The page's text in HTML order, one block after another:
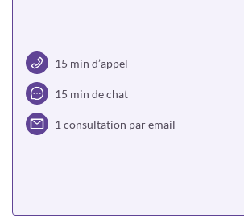
15 min d’appel
15 min de chat
1 consultation par email